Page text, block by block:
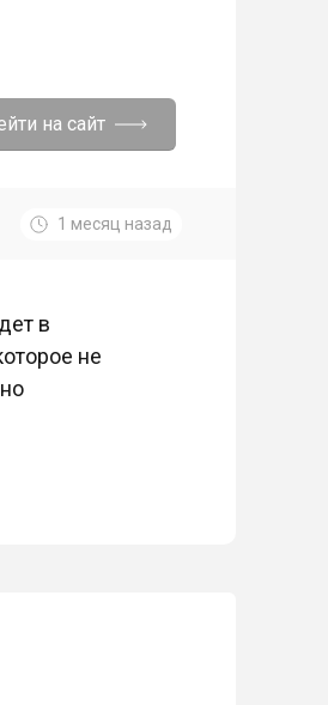
на сайт
1 месяц назад
в
не